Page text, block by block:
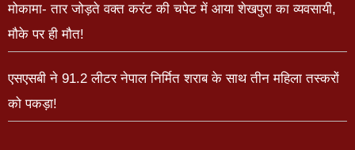
मोकामा- तार जोड़ते वक्त करंट की चपेट में आया शेखपुरा का व्यवसायी,
मौके पर ही मौत!
एसएसबी ने 91.2 लीटर नेपाल निर्मित शराब के साथ तीन महिला तस्करों
को पकड़ा!